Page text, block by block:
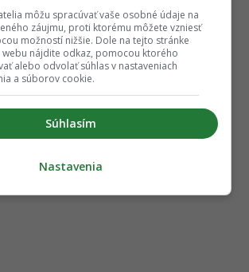
,usa,vesmír, zo sveta
môžu spracúvať vaše osobné údaje na
záujmu, proti ktorému môžete vzniesť
možností nižšie. Dole na tejto stránke
nájdite odkaz, pomocou ktorého
alebo odvolať súhlas v nastaveniach
a súborov cookie.
Súhlasím
Nastavenia